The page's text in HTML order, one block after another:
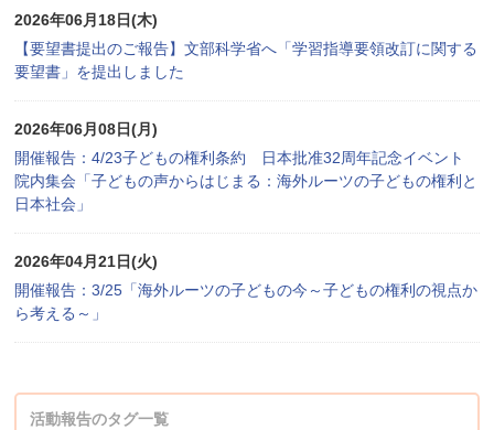
2026年06月18日(木)
【要望書提出のご報告】文部科学省へ「学習指導要領改訂に関する
要望書」を提出しました
2026年06月08日(月)
開催報告：4/23子どもの権利条約 日本批准32周年記念イベント
院内集会「子どもの声からはじまる：海外ルーツの子どもの権利と
日本社会」
2026年04月21日(火)
開催報告：3/25「海外ルーツの子どもの今～子どもの権利の視点か
ら考える～」
活動報告のタグ一覧